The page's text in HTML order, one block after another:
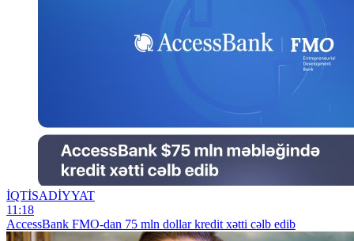
İQTİSADİYYAT
11:18
AccessBank FMO-dan 75 mln dollar kredit xətti cəlb edib